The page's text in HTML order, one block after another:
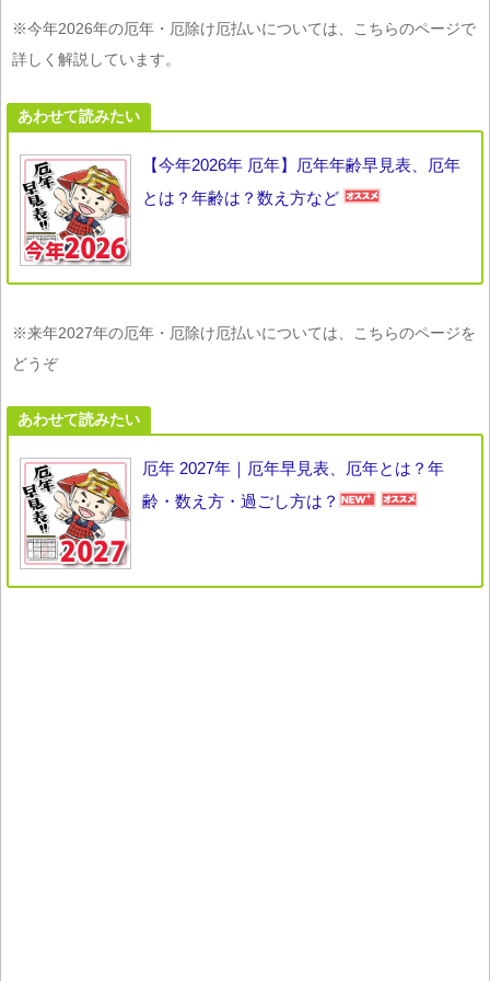
※今年2026年の厄年・厄除け厄払いについては、こちらのページで
詳しく解説しています。
あわせて読みたい
【今年2026年 厄年】厄年年齢早見表、厄年
とは？年齢は？数え方など
※来年2027年の厄年・厄除け厄払いについては、こちらのページを
どうぞ
あわせて読みたい
厄年 2027年｜厄年早見表、厄年とは？年
齢・数え方・過ごし方は？